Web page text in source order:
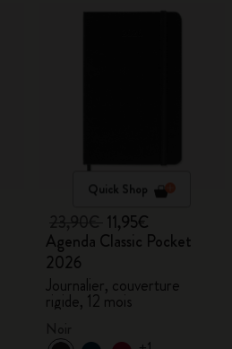
Quick Shop
11,95€
Agenda Classic Pocket
2026
Journalier, couverture
rigide, 12 mois